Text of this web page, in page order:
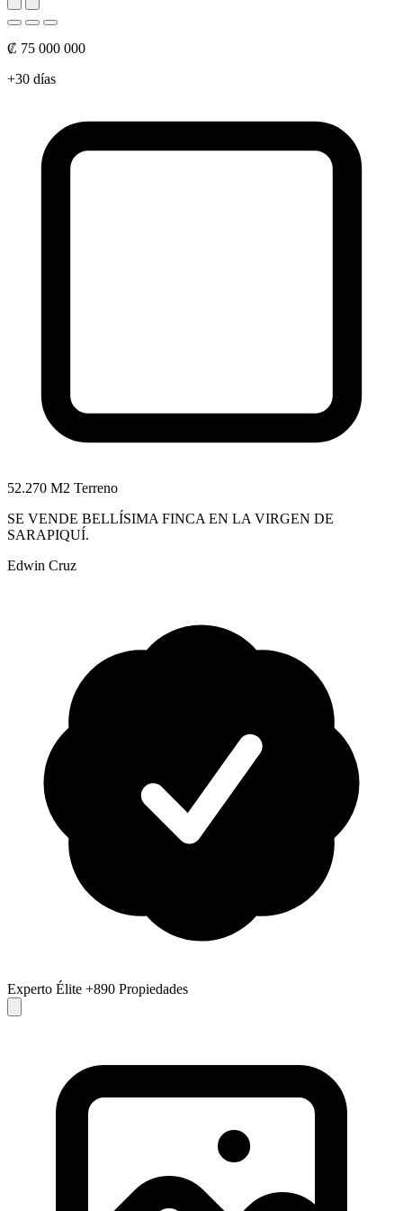
₡ 75 000 000
+30 días
52.270 M2 Terreno
SE VENDE BELLÍSIMA FINCA EN LA VIRGEN DE
SARAPIQUÍ.
Edwin Cruz
Experto Élite +890 Propiedades